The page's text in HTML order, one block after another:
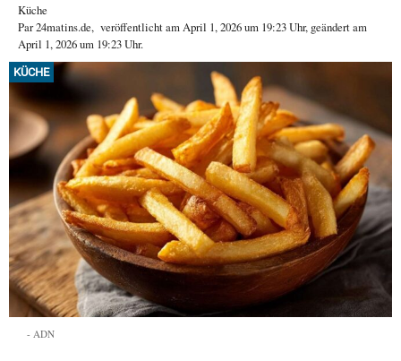
Küche
Par24matins.de, veröffentlicht amApril 1, 2026um 19:23 Uhr, geändert am
April 1, 2026 um 19:23 Uhr.
KÜCHE
ADN